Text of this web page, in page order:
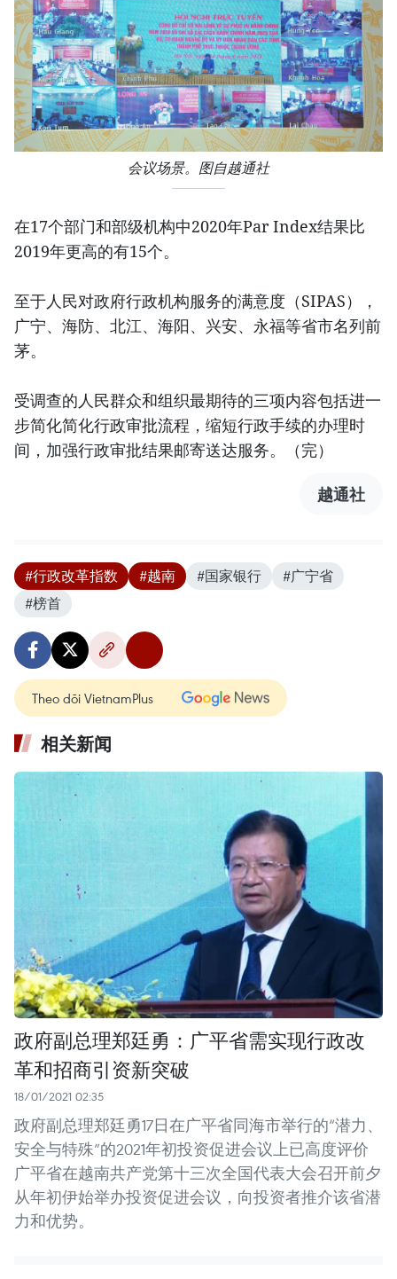
会议场景。图自越通社
在17个部门和部级机构中2020年Par Index结果比
2019年更高的有15个。
至于人民对政府行政机构服务的满意度（SIPAS），
广宁、海防、北江、海阳、兴安、永福等省市名列前
茅。
受调查的人民群众和组织最期待的三项内容包括进一
步简化简化行政审批流程，缩短行政手续的办理时
间，加强行政审批结果邮寄送达服务。（完）
越通社
#行政改革指数 #越南 #国家银行
#广宁省
#榜首
Theo dõi VietnamPlus
相关新闻
政府副总理郑廷勇：广平省需实现行政改
革和招商引资新突破
18/01/2021 02:35
政府副总理郑廷勇17日在广平省同海市举行的“潜力、
安全与特殊”的2021年初投资促进会议上已高度评价
广平省在越南共产党第十三次全国代表大会召开前夕
从年初伊始举办投资促进会议，向投资者推介该省潜
力和优势。